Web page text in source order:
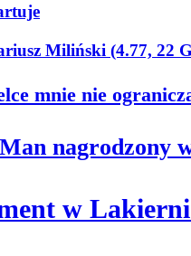
Miliński (4.77,
mnie nie
nagrodzony
w